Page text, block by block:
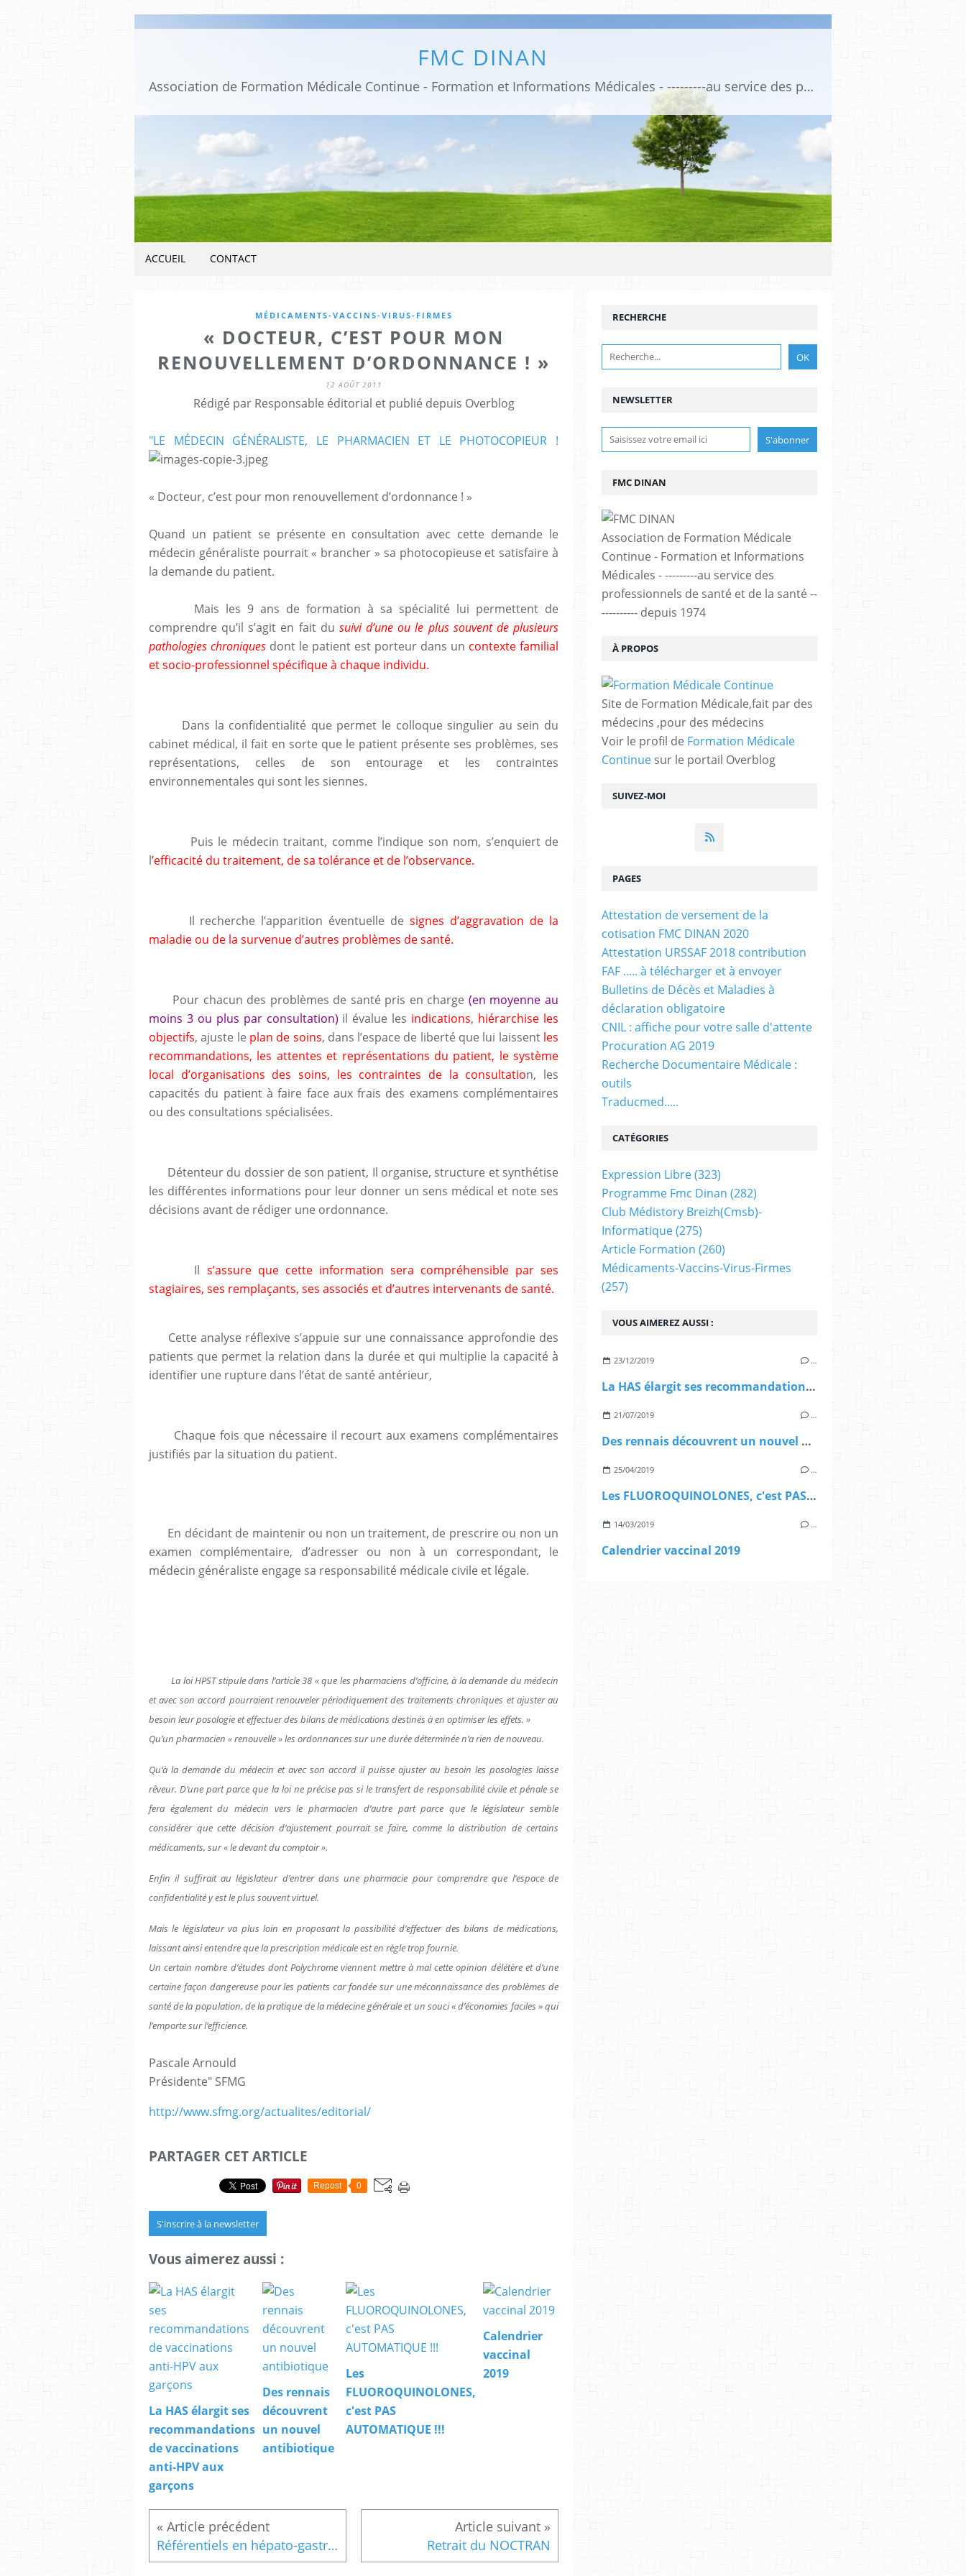
FMC DINAN
Association de Formation Médicale Continue - Formation et Informations Médicales - ---------au service des professionnels de santé et de la santé ------------ depuis 1974
ACCUEIL CONTACT
MÉDICAMENTS-VACCINS-VIRUS-FIRMES
« DOCTEUR, C’EST POUR MON
RENOUVELLEMENT D’ORDONNANCE ! »
12 AOÛT 2011
Rédigé par Responsable éditorial et publié depuis Overblog
"LE MÉDECIN GÉNÉRALISTE, LE PHARMACIEN ET LE PHOTOCOPIEUR !
« Docteur, c’est pour mon renouvellement d’ordonnance ! »
Quand un patient se présente en consultation avec cette demande le
médecin généraliste pourrait « brancher » sa photocopieuse et satisfaire à
la demande du patient.
Mais les 9 ans de formation à sa spécialité lui permettent de
comprendre qu’il s’agit en fait du suivi d’une ou le plus souvent de plusieurs
pathologies chroniques dont le patient est porteur dans un contexte familial
et socio-professionnel spécifique à chaque individu.
Dans la confidentialité que permet le colloque singulier au sein du
cabinet médical, il fait en sorte que le patient présente ses problèmes, ses
représentations, celles de son entourage et les contraintes
environnementales qui sont les siennes.
Puis le médecin traitant, comme l’indique son nom, s’enquiert de
l’efficacité du traitement, de sa tolérance et de l’observance.
Il recherche l’apparition éventuelle designes d’aggravation de la
maladie ou de la survenue d’autres problèmes de santé.
Pour chacun des problèmes de santé pris en charge (en moyenne au
moins 3 ou plus par consultation) il évalue les indications, hiérarchise les
objectifs, ajuste le plan de soins, dans l’espace de liberté que lui laissent les
recommandations, les attentes et représentations du patient, le système
local d’organisations des soins, les contraintes de la consultation, les
capacités du patient à faire face aux frais des examens complémentaires
ou des consultations spécialisées.
Détenteur du dossier de son patient, Il organise, structure et synthétise
les différentes informations pour leur donner un sens médical et note ses
décisions avant de rédiger une ordonnance.
Il s’assure que cette information sera compréhensible par ses
stagiaires, ses remplaçants, ses associés et d’autres intervenants de santé.
Cette analyse réflexive s’appuie sur une connaissance approfondie des
patients que permet la relation dans la durée et qui multiplie la capacité à
identifier une rupture dans l’état de santé antérieur,
Chaque fois que nécessaire il recourt aux examens complémentaires
justifiés par la situation du patient.
En décidant de maintenir ou non un traitement, de prescrire ou non un
examen complémentaire, d’adresser ou non à un correspondant, le
médecin généraliste engage sa responsabilité médicale civile et légale.
La loi HPST stipule dans l’article 38 « que les pharmaciens d’officine, à la demande du médecin
et avec son accord pourraient renouveler périodiquement des traitements chroniques et ajuster au
besoin leur posologie et effectuer des bilans de médications destinés à en optimiser les effets. »
Qu’un pharmacien « renouvelle » les ordonnances sur une durée déterminée n’a rien de nouveau.
Qu’à la demande du médecin et avec son accord il puisse ajuster au besoin les posologies laisse
rêveur. D’une part parce que la loi ne précise pas si le transfert de responsabilité civile et pénale se
fera également du médecin vers le pharmacien d’autre part parce que le législateur semble
considérer que cette décision d’ajustement pourrait se faire, comme la distribution de certains
médicaments, sur « le devant du comptoir ».
Enfin il suffirait au législateur d’entrer dans une pharmacie pour comprendre que l’espace de
confidentialité y est le plus souvent virtuel.
Mais le législateur va plus loin en proposant la possibilité d’effectuer des bilans de médications,
laissant ainsi entendre que la prescription médicale est en règle trop fournie.
Un certain nombre d’études dont Polychrome viennent mettre à mal cette opinion délétère et d’une
certaine façon dangereuse pour les patients car fondée sur une méconnaissance des problèmes de
santé de la population, de la pratique de la médecine générale et un souci « d’économies faciles » qui
l’emporte sur l’efficience.
Pascale Arnould
Présidente" SFMG
http://www.sfmg.org/actualites/editorial/
PARTAGER CET ARTICLE
Repost 0
S'inscrire à la newsletter
Vous aimerez aussi :
La HAS élargit ses
recommandations
de vaccinations
anti-HPV aux
garçons
Des rennais
découvrent
un nouvel
antibiotique
Les
FLUOROQUINOLONES,
c'est PAS
AUTOMATIQUE !!!
Calendrier
vaccinal
2019
Référentiels en hépato-gastroentérologie Retrait du NOCTRAN
NEWSLETTER
SUIVEZ-MOI
RECHERCHE
FMC DINAN
Association de Formation Médicale
Continue - Formation et Informations
Médicales - ---------au service des
professionnels de santé et de la santé --
---------- depuis 1974
À PROPOS
Site de Formation Médicale,fait par des
médecins ,pour des médecins
Voir le profil de Formation Médicale
Continue sur le portail Overblog
VOUS AIMEREZ AUSSI :
23/12/2019 …
La HAS élargit ses recommandations de vaccinations anti-HPV aux garçons
21/07/2019 …
Des rennais découvrent un nouvel antibiotique
25/04/2019 …
Les FLUOROQUINOLONES, c'est PAS AUTOMATIQUE !!!
14/03/2019 …
Calendrier vaccinal 2019
PAGES
Attestation de versement de la
cotisation FMC DINAN 2020
Attestation URSSAF 2018 contribution
FAF ..... à télécharger et à envoyer
Bulletins de Décès et Maladies à
déclaration obligatoire
CNIL : affiche pour votre salle d'attente
Procuration AG 2019
Recherche Documentaire Médicale :
outils
Traducmed.....
CATÉGORIES
Expression Libre(323)
Programme Fmc Dinan (282)
Club Médistory Breizh(cmsb)-
Informatique(275)
Article Formation (260)
Médicaments-Vaccins-Virus-Firmes
(257)